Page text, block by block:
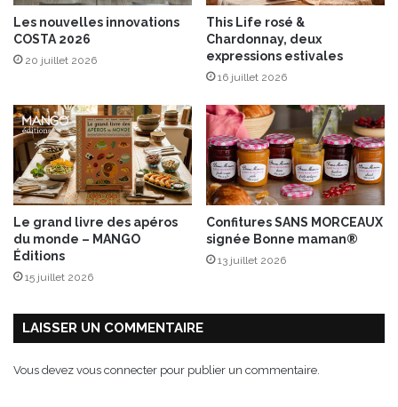
e
S
a
v
e
I
G
P
Les nouvelles innovations
COSTA 2026
20 juillet 2026
This Life rosé &
Chardonnay, deux
expressions estivales
16 juillet 2026
Le grand livre des apéros
du monde – MANGO
Éditions
15 juillet 2026
Confitures SANS MORCEAUX
signée Bonne maman®
13 juillet 2026
LAISSER UN COMMENTAIRE
Vous devez vous connecter pour publier un commentaire.